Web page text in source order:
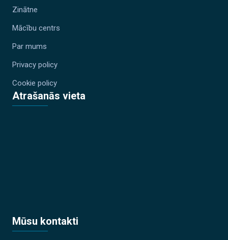
Zinātne
Mācību centrs
Par mums
Privacy policy
Cookie policy
Atrašanās vieta
Mūsu kontakti